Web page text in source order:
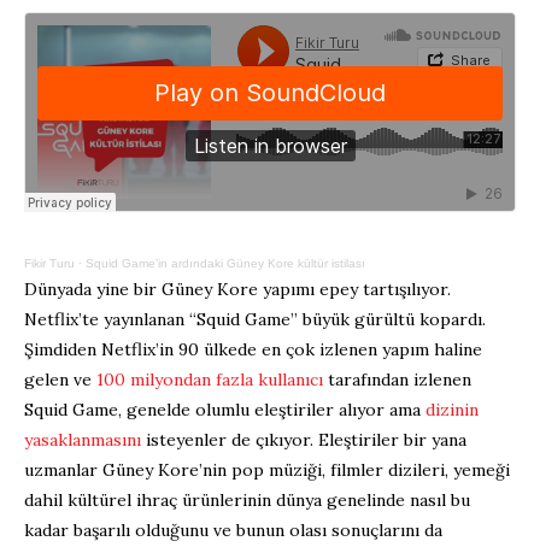
Fikir Turu · Squid Game’in ardındaki Güney Kore kültür istilası
Dünyada yine bir Güney Kore yapımı epey tartışılıyor.
Netflix’te yayınlanan “Squid Game” büyük gürültü kopardı.
Şimdiden Netflix’in 90 ülkede en çok izlenen yapım haline
gelen ve 100 milyondan fazla kullanıcı tarafından izlenen
Squid Game, genelde olumlu eleştiriler alıyor ama dizinin
yasaklanmasını isteyenler de çıkıyor. Eleştiriler bir yana
uzmanlar Güney Kore’nin pop müziği, filmler dizileri, yemeği
dahil kültürel ihraç ürünlerinin dünya genelinde nasıl bu
kadar başarılı olduğunu ve bunun olası sonuçlarını da